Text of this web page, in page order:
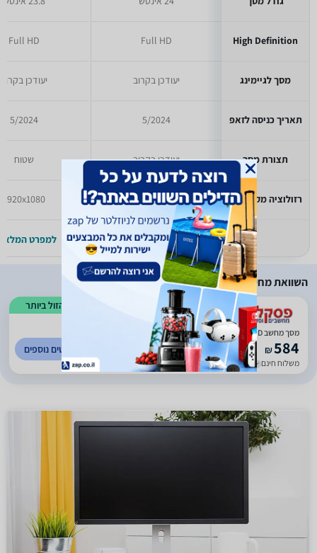
High Definition
מסך לגיימינג
תאריך כניסה לזאפ
תצורת מסך
רזולוציה מקסימלית
Full HD
יעודכן בקרוב
5/2024
יעודכן בקרוב
1920x1080
למפרט המלא >>
Full HD
יעודכן בקרוב
5/2024
שטוח
1920x1080
למפרט המלא
השוואת מחירים
הזול ביותר
0
(
141
)
מסך מחשב Samsung F24T350FHM FHD
₪584
משלוח חינם עד 7 ימי עסקים
לפרטים נוספים